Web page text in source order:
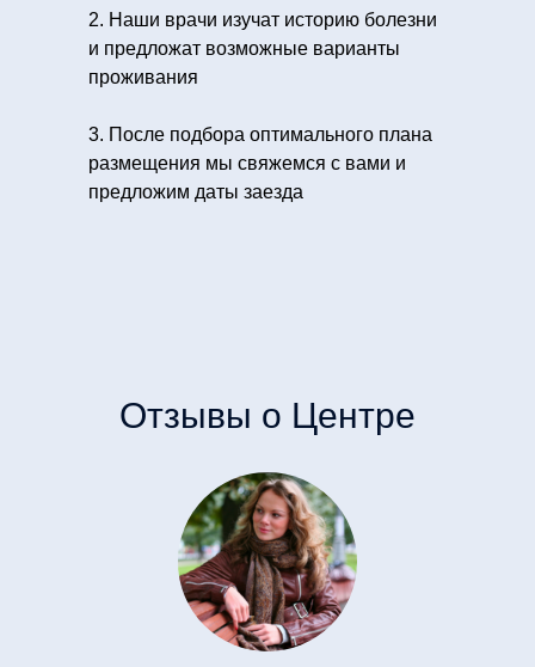
2. Наши врачи изучат историю болезни
и предложат возможные варианты
проживания
3. После подбора оптимального плана
размещения мы свяжемся с вами и
предложим даты заезда
Отзывы о Центре